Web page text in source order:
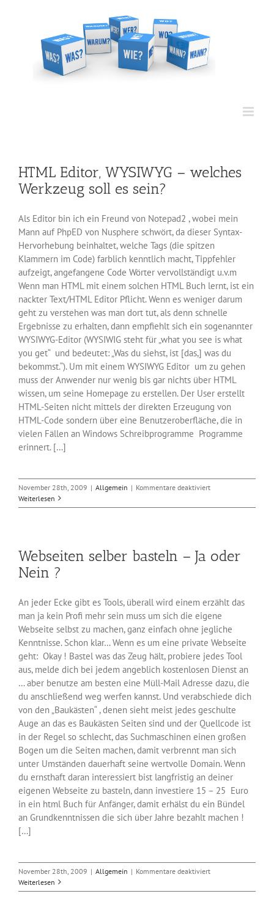
HTML Editor, WYSIWYG – welches
Werkzeug soll es sein?
Als Editor bin ich ein Freund von Notepad2 , wobei mein
Mann auf PhpED von Nusphere schwört, da dieser Syntax-
Hervorhebung beinhaltet, welche Tags (die spitzen
Klammern im Code) farblich kenntlich macht, Tippfehler
aufzeigt, angefangene Code Wörter vervollständigt u.v.m
Wenn man HTML mit einem solchen HTML Buch lernt, ist ein
nackter Text/HTML Editor Pflicht. Wenn es weniger darum
geht zu verstehen was man dort tut, als denn schnelle
Ergebnisse zu erhalten, dann empfiehlt sich ein sogenannter
WYSIWYG-Editor (WYSIWIG steht für „what you see is what
you get“ und bedeutet: „Was du siehst, ist [das,] was du
bekommst.“). Um mit einem WYSIWYG Editor um zu gehen
muss der Anwender nur wenig bis gar nichts über HTML
wissen, um seine Homepage zu erstellen. Der User erstellt
HTML-Seiten nicht mittels der direkten Erzeugung von
HTML-Code sondern über eine Benutzeroberfläche, die in
vielen Fällen an Windows Schreibprogramme Programme
erinnert. […]
November 28th, 2009 | Allgemein | Kommentare deaktiviertfür
Editor,
Werkzeug
soll
Weiterlesen
Webseiten selber basteln – Ja oder
Nein ?
An jeder Ecke gibt es Tools, überall wird einem erzählt das
man ja kein Profi mehr sein muss um sich die eigene
Webseite selbst zu machen, ganz einfach ohne jegliche
Kenntnisse. Schon klar… Wenn es um eine private Webseite
geht: Okay ! Bastel was das Zeug hält, probiere jedes Tool
aus, melde dich bei jedem angeblich kostenlosen Dienst an
… aber benutze am besten eine Müll-Mail Adresse dazu, die
du anschließend weg werfen kannst. Und verabschiede dich
von den „Baukästen“ , denen sieht meist jedes geschulte
Auge an das es Baukästen Seiten sind und der Quellcode ist
in der Regel so schlecht, das Suchmaschinen einen großen
Bogen um die Seiten machen, damit verbrennt man sich
unter Umständen dauerhaft seine wertvolle Domain. Wenn
du ernsthaft daran interessiert bist langfristig an deiner
eigenen Webseite zu basteln, dann investiere 15 – 25 Euro
in ein html Buch für Anfänger, damit erhälst du ein Bündel
an Grundkenntnissen die sich über Jahre bezahlt machen !
[…]
November 28th, 2009 | Allgemein | Kommentare deaktiviertfür
selber
Weiterlesen